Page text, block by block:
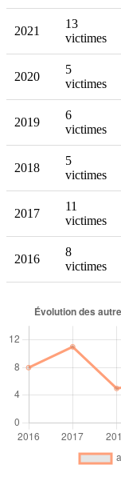
2021
13
victimes
2020
5
victimes
2019
6
victimes
2018
5
victimes
2017
11
victimes
2016
8
victimes